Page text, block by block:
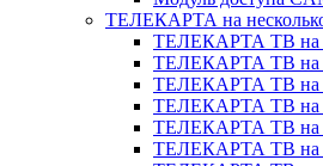
ТЕЛЕКАРТА на
ТЕЛЕКАРТА ТВ на
ТЕЛЕКАРТА ТВ на
ТЕЛЕКАРТА ТВ на
ТЕЛЕКАРТА ТВ на
ТЕЛЕКАРТА ТВ на
ТЕЛЕКАРТА ТВ на